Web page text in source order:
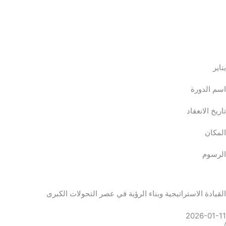
يناير
اسم الدورة
تاريخ الانعقاد
المكان
الرسوم
القيادة الاستراتيجية وبناء الرؤية في عصر التحولات الكبرى
2026-01-11